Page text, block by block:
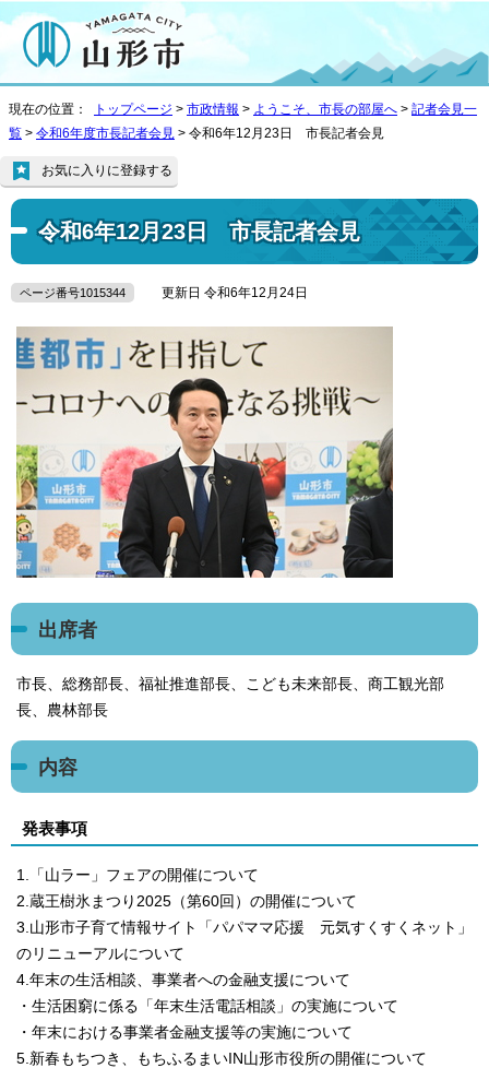
現在の位置： トップページ > 市政情報 > ようこそ、市長の部屋へ > 記者会見一
覧 > 令和6年度市長記者会見 > 令和6年12月23日 市長記者会見
令和6年12月23日 市長記者会見
お気に入りに登録する
ページ番号1015344 更新日 令和6年12月24日
出席者
市長、総務部長、福祉推進部長、こども未来部長、商工観光部
長、農林部長
内容
発表事項
1.「山ラー」フェアの開催について
2.蔵王樹氷まつり2025（第60回）の開催について
3.山形市子育て情報サイト「パパママ応援 元気すくすくネット」
のリニューアルについて
4.年末の生活相談、事業者への金融支援について
・生活困窮に係る「年末生活電話相談」の実施について
・年末における事業者金融支援等の実施について
5.新春もちつき、もちふるまいIN山形市役所の開催について